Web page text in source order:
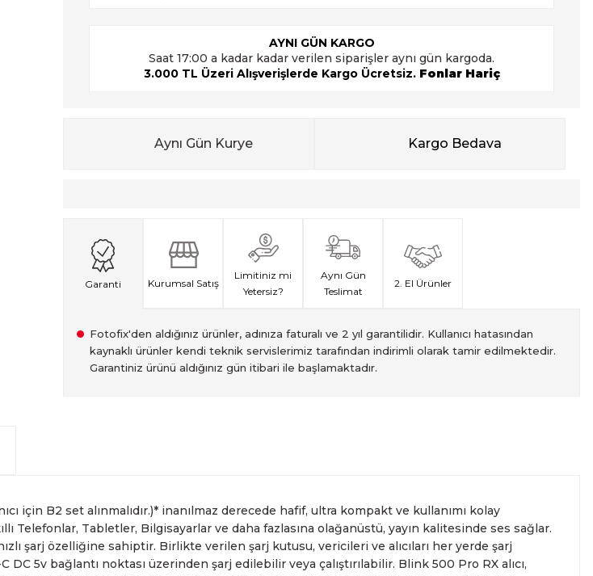
AYNI GÜN KARGO
Saat 17:00 a kadar kadar verilen siparişler aynı gün kargoda.
3.000 TL Üzeri Alışverişlerde Kargo Ücretsiz. Fonlar Hariç
Aynı Gün Kurye Kargo Bedava
Garanti Kurumsal Satış
Limitiniz mi
Yetersiz?
Aynı Gün
Teslimat
2. El Ürünler
Fotofix'den aldığınız ürünler, adınıza faturalı ve 2 yıl garantilidir. Kullanıcı hatasından
kaynaklı ürünler kendi teknik servislerimiz tarafından indirimli olarak tamir edilmektedir.
Garantiniz ürünü aldığınız gün itibari ile başlamaktadır.
Whatsapp:0535 495 75 66Mail:info@fotofix.com.tr
için B2 set alınmalıdır.)* inanılmaz derecede hafif, ultra kompakt ve kullanımı kolay
Telefonlar, Tabletler, Bilgisayarlar ve daha fazlasına olağanüstü, yayın kalitesinde ses sağlar.
şarj özelliğine sahiptir. Birlikte verilen şarj kutusu, vericileri ve alıcıları her yerde şarj
5v bağlantı noktası üzerinden şarj edilebilir veya çalıştırılabilir. Blink 500 Pro RX alıcı,